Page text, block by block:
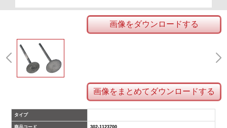
画像をダウンロードする
画像をまとめてダウンロードする
タイプ
商品コード 302-1123700